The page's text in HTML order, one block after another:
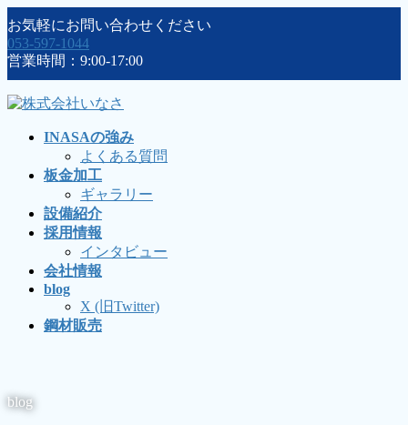
ン
テ
ン
ツ
に
ビ
ゲ
ー
シ
ョ
お気軽にお問い合わせください
053-597-1044
営業時間：9:00-17:00
INASAの強み
よくある質問
板金加工
ギャラリー
設備紹介
採用情報
インタビュー
会社情報
blog
X (旧Twitter)
鋼材販売
blog